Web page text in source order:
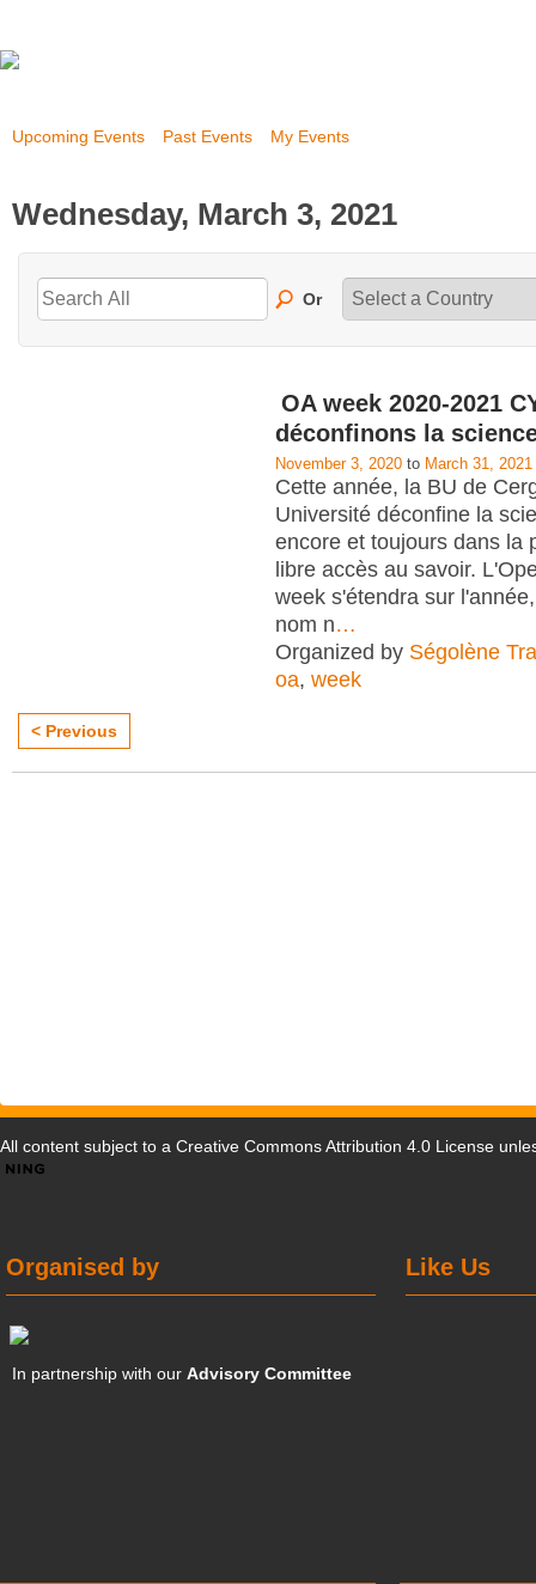
Upcoming Events Past Events My Events
Wednesday, March 3, 2021
Or
OA week 2020-2021
déconfinons la
November 3, 2020 to March 31, 2021
Cette année, la BU de
Université déconfine la
encore et toujours dans la
libre accès au savoir.
week s'étendra sur
nom n…
Organized by Ségolène
oa, week
< Previous
All content subject to a Creative Commons Attribution 4.0 License
Like Us
Organised by
In partnership with ourAdvisory Committee